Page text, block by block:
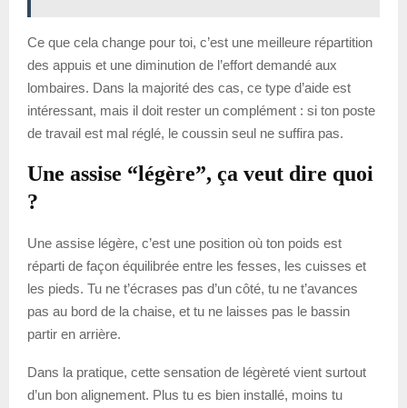
Ce que cela change pour toi, c’est une meilleure répartition
des appuis et une diminution de l’effort demandé aux
lombaires. Dans la majorité des cas, ce type d’aide est
intéressant, mais il doit rester un complément : si ton poste
de travail est mal réglé, le coussin seul ne suffira pas.
Une assise “légère”, ça veut dire quoi
?
Une assise légère, c’est une position où ton poids est
réparti de façon équilibrée entre les fesses, les cuisses et
les pieds. Tu ne t’écrases pas d’un côté, tu ne t’avances
pas au bord de la chaise, et tu ne laisses pas le bassin
partir en arrière.
Dans la pratique, cette sensation de légèreté vient surtout
d’un bon alignement. Plus tu es bien installé, moins tu